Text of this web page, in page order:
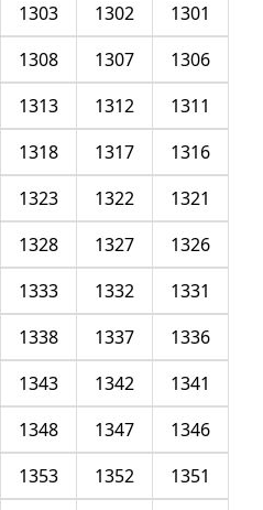
1301
1302
1303
1306
1307
1308
1311
1312
1313
1316
1317
1318
1321
1322
1323
1326
1327
1328
1331
1332
1333
1336
1337
1338
1341
1342
1343
1346
1347
1348
1351
1352
1353